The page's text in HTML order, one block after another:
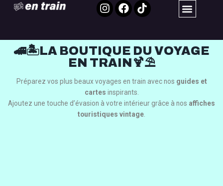
🚄🏝️LA BOUTIQUE DU VOYAGE
EN TRAIN🍹⛱️
Préparez vos plus beaux voyages en train avec nos guides et
cartes inspirants.
Ajoutez une touche d’évasion à votre intérieur grâce à nos affiches
touristiques vintage